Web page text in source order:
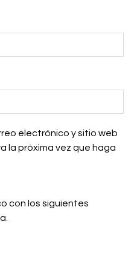
electrónico y sitio web
la próxima vez que haga
con los siguientes